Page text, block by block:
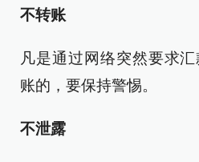
不转账
凡是通过网络突然要求
账的，要保持警惕。
不泄露